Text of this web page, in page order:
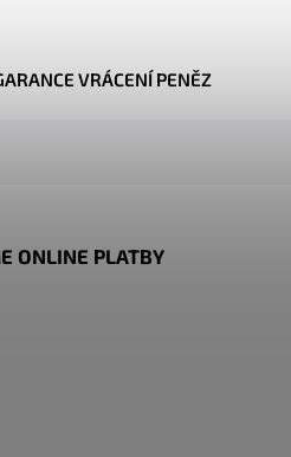
VRÁCENÍ PENĚZ
ONLINE PLATBY